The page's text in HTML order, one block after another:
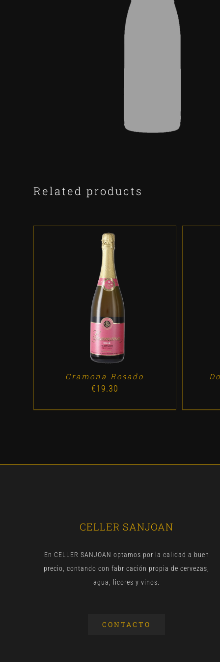
Related products
ADD TO CART DETALLES
Gramona Rosado
€19.30
CELLER SANJOAN
En CELLER SANJOAN optamos por la calidad a buen
precio, contando con fabricación propia de cervezas,
agua, licores y vinos.
CONTACTO